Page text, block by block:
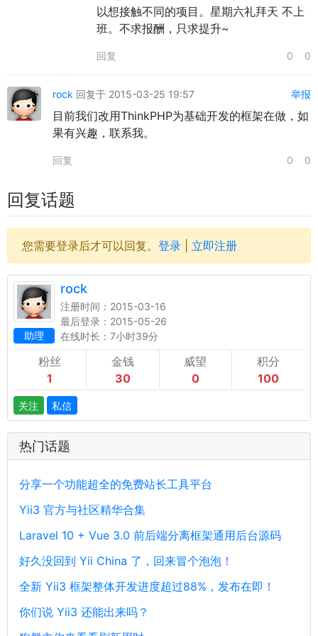
以想接触不同的项目。星期六礼拜天 不上
班。不求报酬，只求提升~
回复 0 0
rock 回复于 2015-03-25 19:57 举报
目前我们改用ThinkPHP为基础开发的框架在做，如
果有兴趣，联系我。
回复 0 0
回复话题
您需要登录后才可以回复。 登录 立即注册
助理
rock
注册时间：2015-03-16
最后登录：2015-05-26
在线时长：7小时39分
粉丝
1
金钱
30
威望
0
积分
100
关注 私信
热门话题
分享一个功能超全的免费站长工具平台
Yii3 官方与社区精华合集
Laravel 10 + Vue 3.0 前后端分离框架通用后台源码
好久没回到 Yii China 了，回来冒个泡泡！
全新 Yii3 框架整体开发进度超过88%，发布在即！
你们说 Yii3 还能出来吗？